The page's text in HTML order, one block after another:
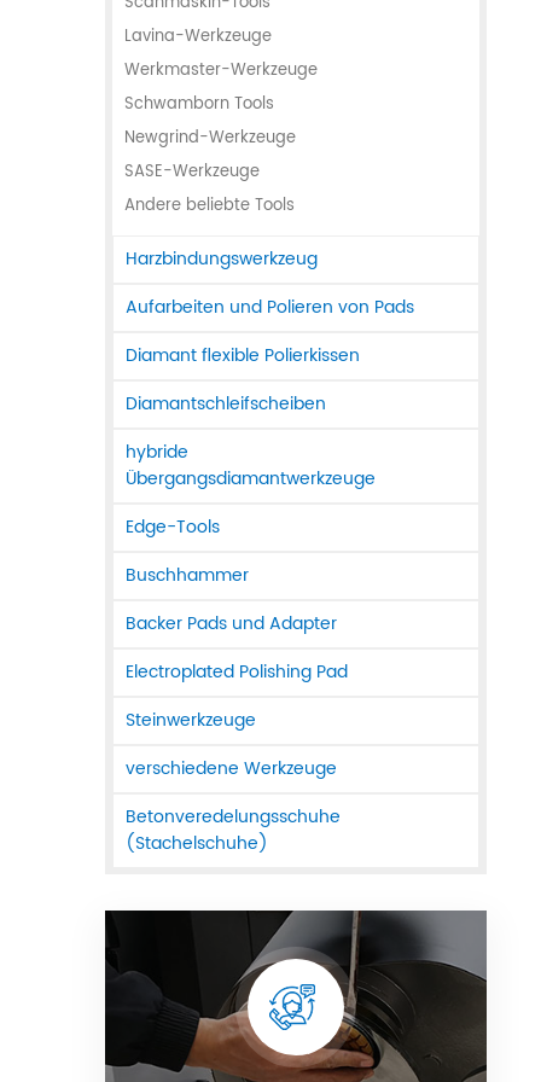
Lavina-Werkzeuge
Werkmaster-Werkzeuge
Schwamborn Tools
Newgrind-Werkzeuge
SASE-Werkzeuge
Andere beliebte Tools
Harzbindungswerkzeug
Aufarbeiten und Polieren von Pads
Diamant flexible Polierkissen
Diamantschleifscheiben
hybride
Übergangsdiamantwerkzeuge
Edge-Tools
Buschhammer
Backer Pads und Adapter
Electroplated Polishing Pad
Steinwerkzeuge
verschiedene Werkzeuge
Betonveredelungsschuhe
(Stachelschuhe)